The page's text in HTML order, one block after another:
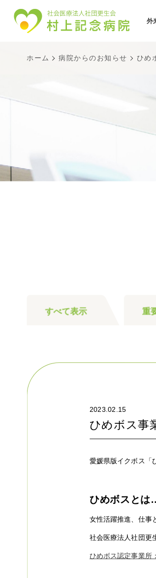
外
ホーム 病院からのお知らせ ひめ
すべて表示 重
2023.02.15
ひめボス事
愛媛県版イクボス「
ひめボスとは
女性活躍推進、仕事
社会医療法人社団更
ひめボス認定事業